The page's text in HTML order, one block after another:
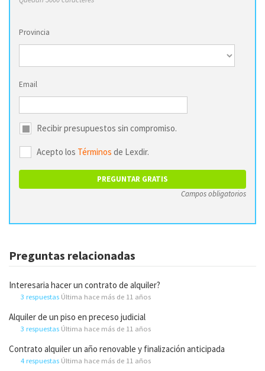
Provincia
Email
Recibir presupuestos sin compromiso.
Acepto los Términos de Lexdir.
Campos obligatorios
Preguntas relacionadas
Interesaria hacer un contrato de alquiler?
3 respuestas Última hace más de 11 años
Alquiler de un piso en preceso judicial
3 respuestas Última hace más de 11 años
Contrato alquiler un año renovable y finalización anticipada
4 respuestas Última hace más de 11 años